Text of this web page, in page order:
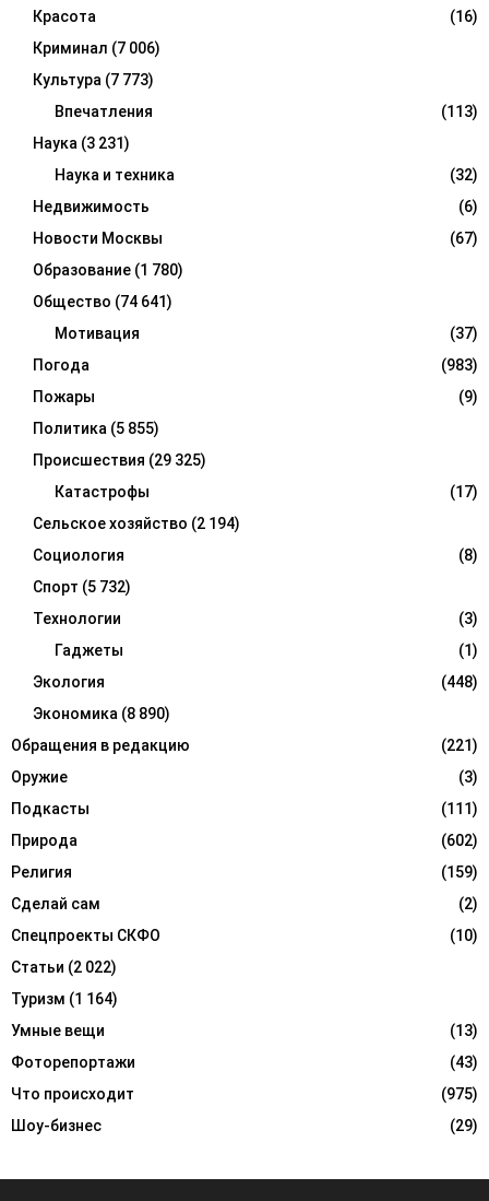
Красота
(16)
Криминал (7 006)
Культура (7 773)
Впечатления
(113)
Наука (3 231)
Наука и техника
(32)
Недвижимость
(6)
Новости Москвы
(67)
Образование (1 780)
Общество (74 641)
Мотивация
(37)
Погода
(983)
Пожары
(9)
Политика (5 855)
Происшествия (29 325)
Катастрофы
(17)
Сельское хозяйство (2 194)
Социология
(8)
Спорт (5 732)
Технологии
(3)
Гаджеты
(1)
Экология
(448)
Экономика (8 890)
Обращения в редакцию
(221)
Оружие
(3)
Подкасты
(111)
Природа
(602)
Религия
(159)
Сделай сам
(2)
Спецпроекты СКФО
(10)
Статьи (2 022)
Туризм (1 164)
Умные вещи
(13)
Фоторепортажи
(43)
Что происходит
(975)
Шоу-бизнес
(29)